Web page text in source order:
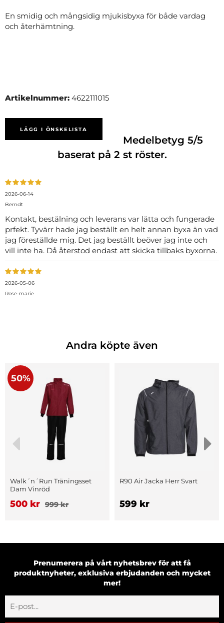
En smidig och mångsidig mjukisbyxa för både vardag
och återhämtning.
Artikelnummer: 4622111015
LÄGG I ÖNSKELISTA
Medelbetyg5/5
baserat på 2 st röster.
2026-06-14
Berndt
Kontakt, bestälning och leverans var lätta och fungerade
prfekt. Tyvärr hade jag beställt en helt annan byxa än vad
jag föreställde mig. Det jag beställt beöver jag inte och
vill inte ha. Då återstod endast att skicka tillbaks byxorna.
2026-05-06
Rose-marie
Andra köpte även
50%
Walk´n´Run Träningsset
Dam Vinröd
500 kr 999 kr
R90 Air Jacka Herr Svart
599 kr
Prenumerera på vårt nyhetsbrev för att få
produktnyheter, exklusiva erbjudanden och mycket
mer!